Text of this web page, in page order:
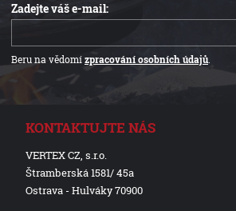
Zadejte váš e-mail:
Beru na vědomízpracování osobních údajů.
KONTAKTUJTE NÁS
VERTEX CZ, s.r.o.
Štramberská 1581/ 45a
Ostrava - Hulváky 70900